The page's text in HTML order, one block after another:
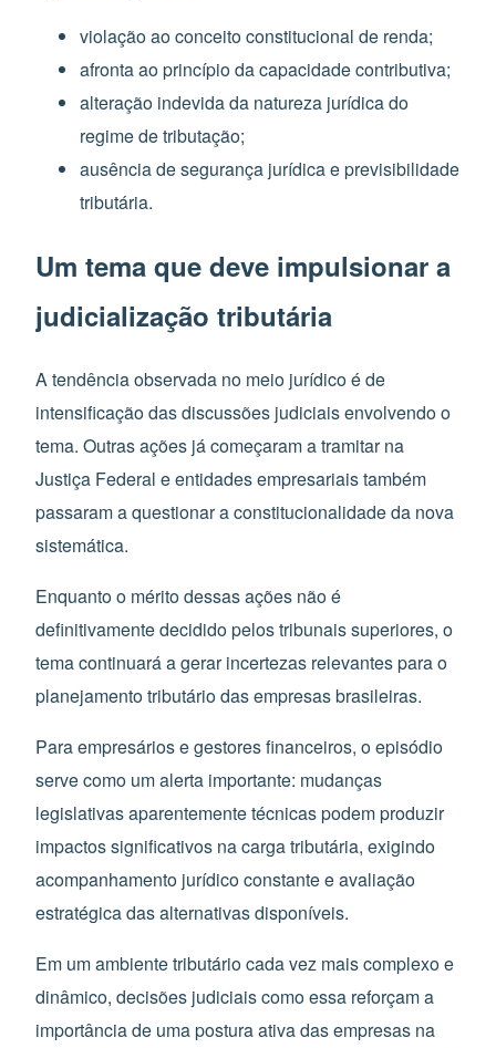
violação ao conceito constitucional de renda;
afronta ao princípio da capacidade contributiva;
alteração indevida da natureza jurídica do
regime de tributação;
ausência de segurança jurídica e previsibilidade
tributária.
Um tema que deve impulsionar a
judicialização tributária
A tendência observada no meio jurídico é de
intensificação das discussões judiciais envolvendo o
tema. Outras ações já começaram a tramitar na
Justiça Federal e entidades empresariais também
passaram a questionar a constitucionalidade da nova
sistemática.
Enquanto o mérito dessas ações não é
definitivamente decidido pelos tribunais superiores, o
tema continuará a gerar incertezas relevantes para o
planejamento tributário das empresas brasileiras.
Para empresários e gestores financeiros, o episódio
serve como um alerta importante: mudanças
legislativas aparentemente técnicas podem produzir
impactos significativos na carga tributária, exigindo
acompanhamento jurídico constante e avaliação
estratégica das alternativas disponíveis.
Em um ambiente tributário cada vez mais complexo e
dinâmico, decisões judiciais como essa reforçam a
importância de uma postura ativa das empresas na